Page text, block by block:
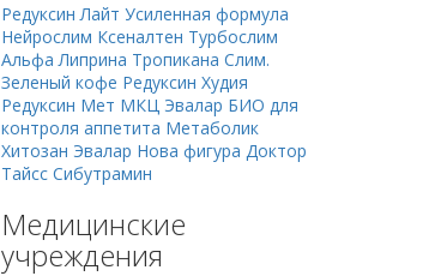
Редуксин Лайт Усиленная формула
Нейрослим Ксеналтен Турбослим
Альфа Липрина Тропикана Слим.
Зеленый кофе Редуксин Худия
Редуксин Мет МКЦ Эвалар БИО для
контроля аппетита Метаболик
Хитозан Эвалар Нова фигура Доктор
Тайсс Сибутрамин
Медицинские
учреждения